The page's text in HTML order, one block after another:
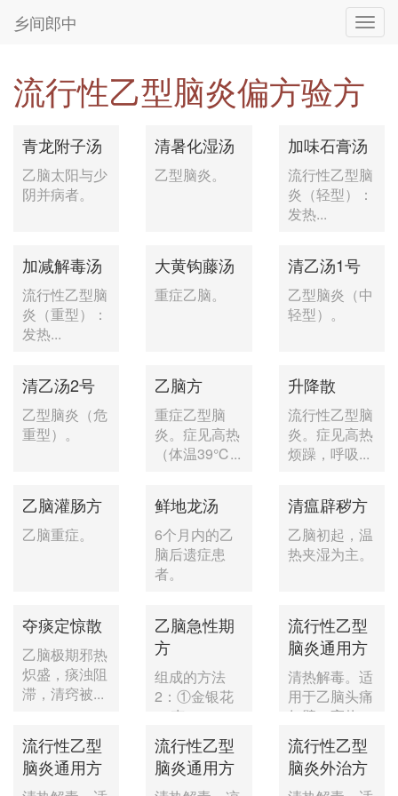
乡间郎中
流行性乙型脑炎偏方验方
青龙附子汤
乙脑太阳与少
阴并病者。
清暑化湿汤
乙型脑炎。
加味石膏汤
流行性乙型脑
炎（轻型）：
发热...
加减解毒汤
流行性乙型脑
炎（重型）：
发热...
大黄钩藤汤
重症乙脑。
清乙汤1号
乙型脑炎（中
轻型）。
清乙汤2号
乙型脑炎（危
重型）。
乙脑方
重症乙型脑
炎。症见高热
（体温39℃...
升降散
流行性乙型脑
炎。症见高热
烦躁，呼吸...
乙脑灌肠方
乙脑重症。
鲜地龙汤
6个月内的乙
脑后遗症患
者。
清瘟辟秽方
乙脑初起，温
热夹湿为主。
夺痰定惊散
乙脑极期邪热
炽盛，痰浊阻
滞，清窍被...
乙脑急性期
方
组成的方法
2：①金银花
15克...
流行性乙型
脑炎通用方
清热解毒。适
用于乙脑头痛
如劈，高热...
流行性乙型
脑炎通用方
流行性乙型
脑炎通用方
流行性乙型
脑炎外治方